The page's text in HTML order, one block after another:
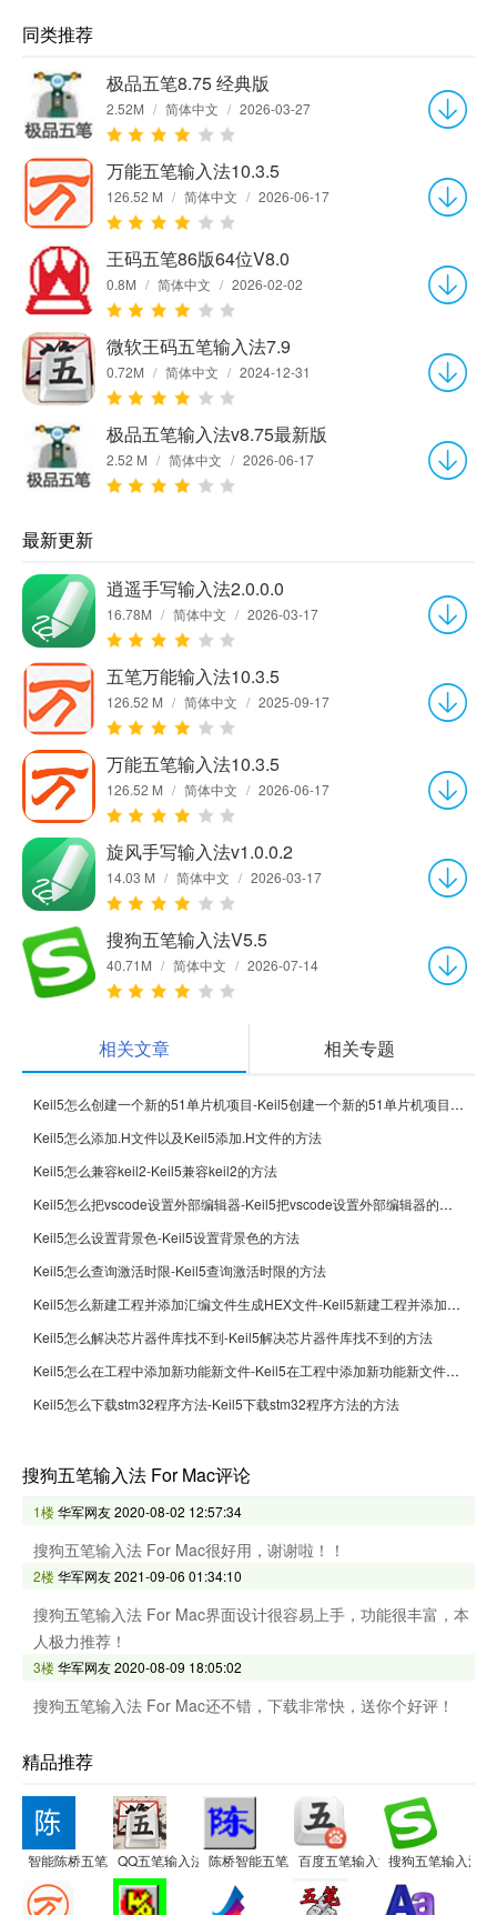
同类推荐
极品五笔8.75 经典版
2.52M / 简体中文 / 2026-03-27
万能五笔输入法10.3.5
126.52 M / 简体中文 / 2026-06-17
王码五笔86版64位V8.0
0.8M / 简体中文 / 2026-02-02
微软王码五笔输入法7.9
0.72M / 简体中文 / 2024-12-31
极品五笔输入法v8.75最新版
2.52 M / 简体中文 / 2026-06-17
最新更新
逍遥手写输入法2.0.0.0
16.78M / 简体中文 / 2026-03-17
五笔万能输入法10.3.5
126.52 M / 简体中文 / 2025-09-17
万能五笔输入法10.3.5
126.52 M / 简体中文 / 2026-06-17
旋风手写输入法v1.0.0.2
14.03 M / 简体中文 / 2026-03-17
搜狗五笔输入法V5.5
40.71M / 简体中文 / 2026-07-14
相关文章 相关专题
Keil5怎么创建一个新的51单片机项目-Keil5创建一个新的51单片机项目的方法
Keil5怎么添加.H文件以及Keil5添加.H文件的方法
Keil5怎么兼容keil2-Keil5兼容keil2的方法
Keil5怎么把vscode设置外部编辑器-Keil5把vscode设置外部编辑器的方法
Keil5怎么设置背景色-Keil5设置背景色的方法
Keil5怎么查询激活时限-Keil5查询激活时限的方法
Keil5怎么新建工程并添加汇编文件生成HEX文件-Keil5新建工程并添加汇编文件生成HEX文件的方法
Keil5怎么解决芯片器件库找不到-Keil5解决芯片器件库找不到的方法
Keil5怎么在工程中添加新功能新文件-Keil5在工程中添加新功能新文件的方法
Keil5怎么下载stm32程序方法-Keil5下载stm32程序方法的方法
搜狗五笔输入法 For Mac评论
1楼华军网友2020-08-02 12:57:34
搜狗五笔输入法 For Mac很好用，谢谢啦！！
2楼华军网友2021-09-06 01:34:10
搜狗五笔输入法 For Mac界面设计很容易上手，功能很丰富，本
人极力推荐！
3楼华军网友2020-08-09 18:05:02
搜狗五笔输入法 For Mac还不错，下载非常快，送你个好评！
精品推荐
智能陈桥五笔 QQ五笔输入法 陈桥智能五笔 百度五笔输入法搜狗五笔输入法